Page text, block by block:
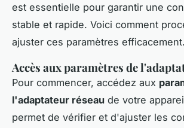
est essentielle pour garantir une
stable et rapide. Voici comment
ajuster ces paramètres efficacement.
Accès aux paramètres de
Pour commencer, accédez aux
l'adaptateur réseau de votre
permet de vérifier et d'ajuster les